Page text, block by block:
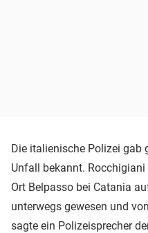
Die italienische Polizei gab
Unfall bekannt.
Ort Belpasso bei Catania
unterwegs gewesen und
sagte ein Polizeisprecher